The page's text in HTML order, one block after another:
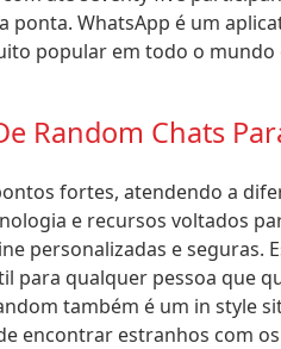
ponta. WhatsApp é um
popular em todo o
Random Chats
fortes, atendendo a
e recursos voltados
personalizadas e seguras.
para qualquer pessoa que
também é um in style
encontrar estranhos com